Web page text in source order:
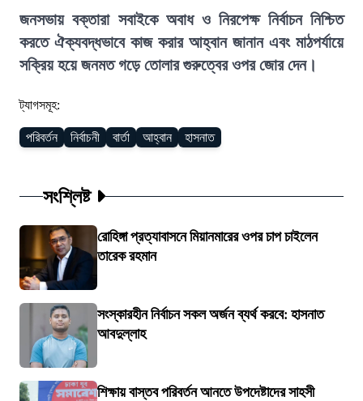
জনসভায় বক্তারা সবাইকে অবাধ ও নিরপেক্ষ নির্বাচন নিশ্চিত
করতে ঐক্যবদ্ধভাবে কাজ করার আহ্বান জানান এবং মাঠপর্যায়ে
সক্রিয় হয়ে জনমত গড়ে তোলার গুরুত্বের ওপর জোর দেন।
ট্যাগসমূহ:
পরিবর্তন নির্বাচনী বার্তা আহ্বান হাসনাত
সংশ্লিষ্ট
রোহিঙ্গা প্রত্যাবাসনে মিয়ানমারের ওপর চাপ চাইলেন
তারেক রহমান
সংস্কারহীন নির্বাচন সকল অর্জন ব্যর্থ করবে: হাসনাত
আবদুল্লাহ
শিক্ষায় বাস্তব পরিবর্তন আনতে উপদেষ্টাদের সাহসী